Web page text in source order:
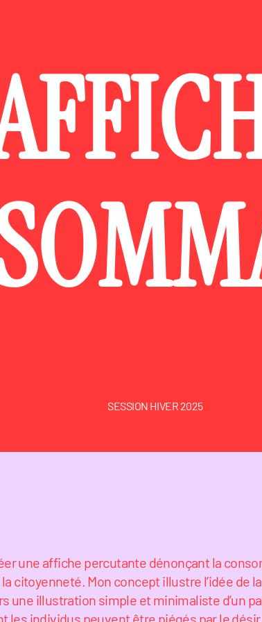
SESSION HIVER 2025
une affiche percutante dénonçant la
citoyenneté. Mon concept illustre l’idée de
une illustration simple et minimaliste d’un
les individus peuvent être piégés par le